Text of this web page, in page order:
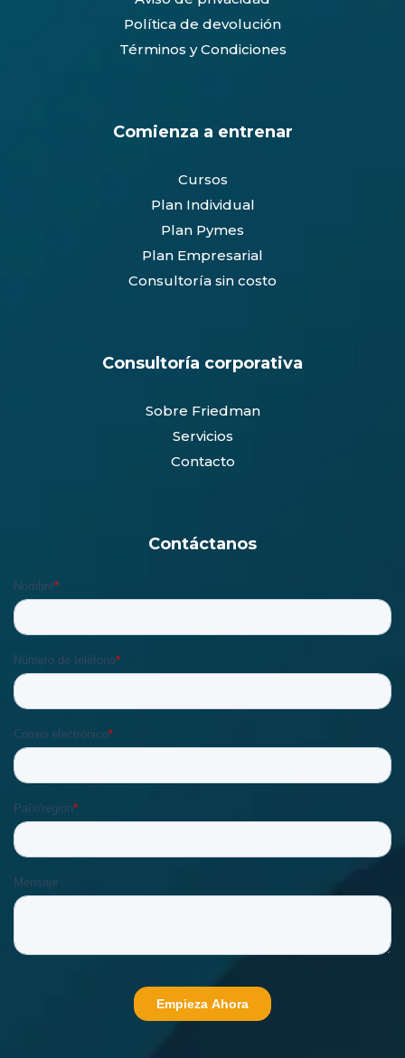
Política de devolución
Términos y Condiciones
Comienza a entrenar
Cursos
Plan Individual
Plan Pymes
Plan Empresarial
Consultoría sin costo
Consultoría corporativa
Sobre Friedman
Servicios
Contacto
Contáctanos